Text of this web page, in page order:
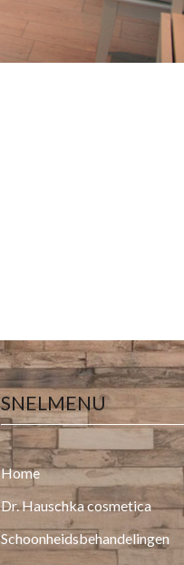
SNELMENU
Home
Dr. Hauschka cosmetica
Schoonheidsbehandelingen